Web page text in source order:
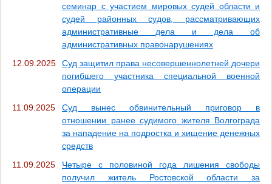
семинар с участием мировых судей области и
судей районных судов, рассматривающих
административные дела и дела об
административных правонарушениях
12.09.2025
Суд защитил права несовершеннолетней дочери
погибшего участника специальной военной
операции
11.09.2025
Суд вынес обвинительный приговор в
отношении ранее судимого жителя Волгограда
за нападение на подростка и хищение денежных
средств
11.09.2025
Четыре с половиной года лишения свободы
получил житель Ростовской области за